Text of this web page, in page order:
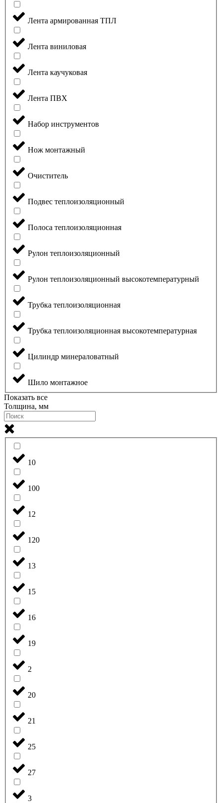
Лента армированная ТПЛ
Лента виниловая
Лента каучуковая
Лента ПВХ
Набор инструментов
Нож монтажный
Очиститель
Подвес теплоизоляционный
Полоса теплоизоляционная
Рулон теплоизоляционный
Рулон теплоизоляционный высокотемпературный
Трубка теплоизоляционная
Трубка теплоизоляционная высокотемпературная
Цилиндр минераловатный
Шило монтажное
Показать все
Толщина, мм
10
100
12
120
13
15
16
19
2
20
21
25
27
3